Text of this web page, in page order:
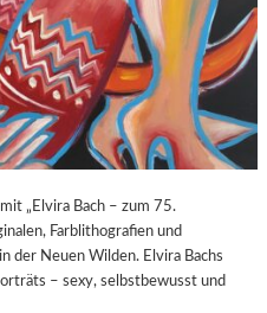
7
0
.
G
E
B
U
T
S
T
A
„Elvira Bach – zum 75.
Farblithografien und
der Neuen Wilden. Elvira Bachs
– sexy, selbstbewusst und